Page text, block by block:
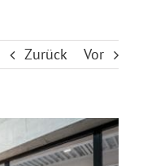
Zurück Vor